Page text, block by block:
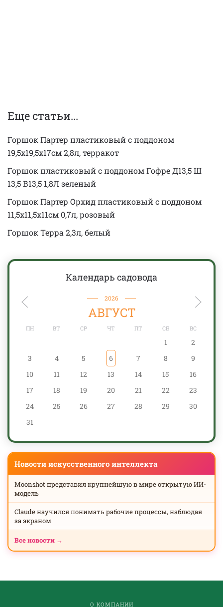
Еще статьи...
Горшок Партер пластиковый с поддоном
19,5х19,5х17см 2,8л, терракот
Горшок пластиковый с поддоном Гофре Д13,5 Ш
13,5 В13,5 1,8Л зеленый
Горшок Партер Орхид пластиковый с поддоном
11,5х11,5х11см 0,7л, розовый
Горшок Терра 2,3л, белый
Календарь садовода
2026
АВГУСТ
ПН ВТ СР ЧТ ПТ СБ ВС
1
2
3
4 5 6 7 8
9
10
11 12 13 14 15
16
17
18 19 20 21 22
23
24
25 26 27 28 29
30
31
Новости искусственного интеллекта
Moonshot представил крупнейшую в мире открытую ИИ-
модель
Claude научился понимать рабочие процессы, наблюдая
за экраном
Все новости →
О КОМПАНИИ